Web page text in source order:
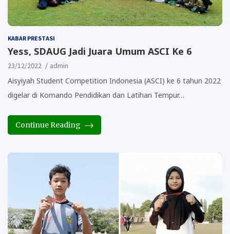
KABAR PRESTASI
Yess, SDAUG Jadi Juara Umum ASCI Ke 6
23/12/2022 admin
Aisyiyah Student Competition Indonesia (ASCI) ke 6 tahun 2022
digelar di Komando Pendidikan dan Latihan Tempur…
Continue Reading